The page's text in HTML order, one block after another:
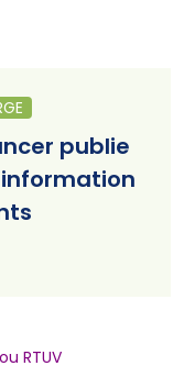
publie
RTUV